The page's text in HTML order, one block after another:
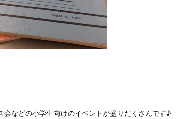
会などの小学生向けのイベントが盛りだくさんです♪